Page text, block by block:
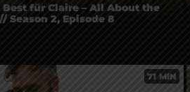
Best für Claire – All About the
Season 2, Episode 8
71 MIN